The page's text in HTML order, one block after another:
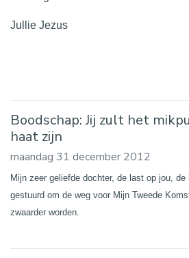
Jullie Jezus
Boodschap: Jij zult het
haat zijn
maandag 31 december 2012
Mijn zeer geliefde dochter, de last op jou, de
gestuurd om de weg voor Mijn Tweede
zwaarder worden.